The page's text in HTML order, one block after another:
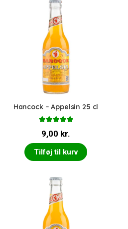
Hancock – Appelsin 25 cl
5.00ud af 5
9,00 kr.
Tilføj til kurv